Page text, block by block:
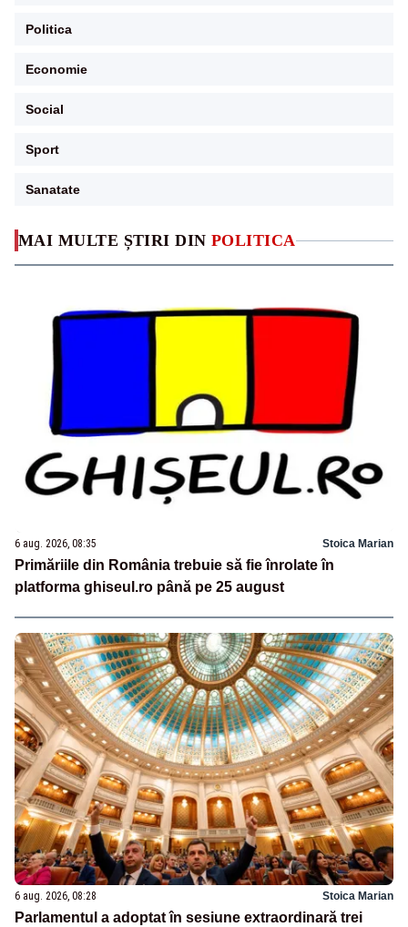
MAI MULTE ȘTIRI DIN POLITICA
6 aug. 2026, 08:35 Stoica Marian
Primăriile din România trebuie să fie înrolate în
platforma ghiseul.ro până pe 25 august
6 aug. 2026, 08:28 Stoica Marian
Parlamentul a adoptat în sesiune extraordinară trei
Politica
Economie
Social
Sport
Sanatate